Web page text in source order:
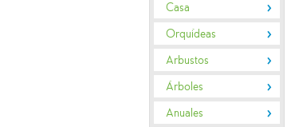
Casa
Orquídeas
Arbustos
Árboles
Anuales